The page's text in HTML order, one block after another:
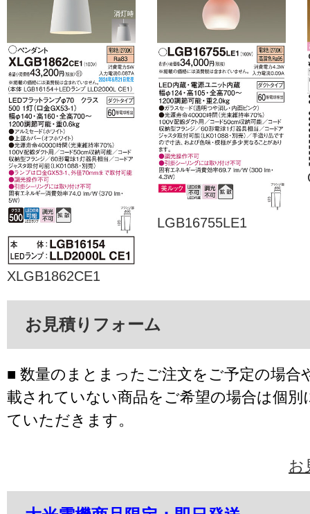
XLGB1862CE1
LGB16755LE1
お見積りフォーム
■ 数量のまとまったご注文をご予定の場合
載されていない商品をご希望の場合は個別
ていただきます。
お